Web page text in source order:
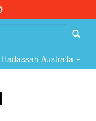
Hadassah Australia